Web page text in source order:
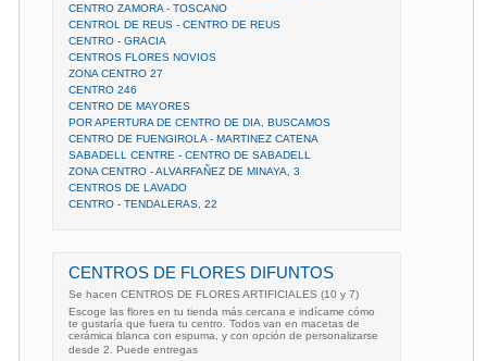
CENTRO ZAMORA - TOSCANO
CENTROL DE REUS - CENTRO DE REUS
CENTRO - GRACIA
CENTROS FLORES NOVIOS
ZONA CENTRO 27
CENTRO 246
CENTRO DE MAYORES
POR APERTURA DE CENTRO DE DIA, BUSCAMOS
CENTRO DE FUENGIROLA - MARTINEZ CATENA
SABADELL CENTRE - CENTRO DE SABADELL
ZONA CENTRO - ALVARFAÑEZ DE MINAYA, 3
CENTROS DE LAVADO
CENTRO - TENDALERAS, 22
CENTROS DE FLORES DIFUNTOS
Se hacen CENTROS DE FLORES ARTIFICIALES (10 y 7)
Escoge las flores en tu tienda más cercana e indícame cómo
te gustaría que fuera tu centro. Todos van en macetas de
cerámica blanca con espuma, y con opción de personalizarse
desde 2. Puede entregas